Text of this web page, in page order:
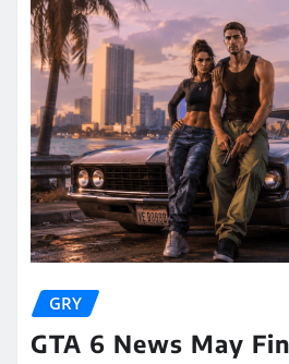
GRY
GTA 6 News May